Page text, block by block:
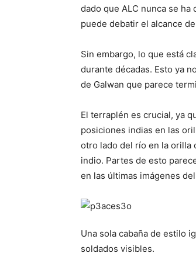
dado que ALC nunca se
puede debatir el alcance
Sin embargo, lo que está
durante décadas. Esto ya
de Galwan que parece
El terraplén es crucial, ya
posiciones indias en las
otro lado del río en la orilla
indio. Partes de esto
en las últimas imágenes
Una sola cabaña de estilo
soldados visibles.